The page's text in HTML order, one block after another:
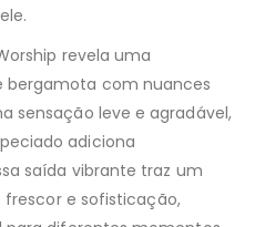
revela uma
com nuances
sensação leve e agradável,
adiciona
saída vibrante traz um
e sofisticação,